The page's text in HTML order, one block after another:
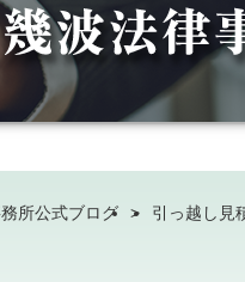
所公式ブログ > 引っ越し見